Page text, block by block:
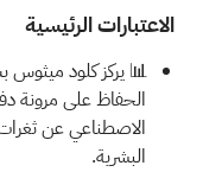
الاعتبارات الرئيسية
📊 يركز كلود ميثوس
الحفاظ على مرونة
الاصطناعي عن
البشرية.